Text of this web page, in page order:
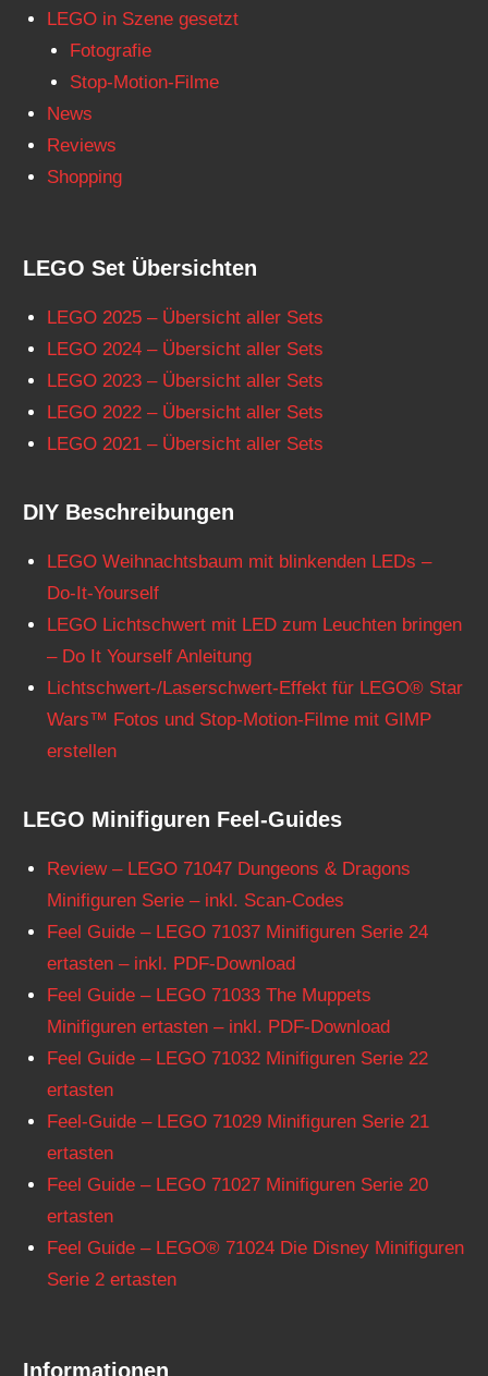
LEGO in Szene gesetzt
Fotografie
Stop-Motion-Filme
News
Reviews
Shopping
LEGO Set Übersichten
LEGO 2025 – Übersicht aller Sets
LEGO 2024 – Übersicht aller Sets
LEGO 2023 – Übersicht aller Sets
LEGO 2022 – Übersicht aller Sets
LEGO 2021 – Übersicht aller Sets
DIY Beschreibungen
LEGO Weihnachtsbaum mit blinkenden LEDs –
Do-It-Yourself
LEGO Lichtschwert mit LED zum Leuchten bringen
– Do It Yourself Anleitung
Lichtschwert-/Laserschwert-Effekt für LEGO® Star
Wars™ Fotos und Stop-Motion-Filme mit GIMP
erstellen
LEGO Minifiguren Feel-Guides
Review – LEGO 71047 Dungeons & Dragons
Minifiguren Serie – inkl. Scan-Codes
Feel Guide – LEGO 71037 Minifiguren Serie 24
ertasten – inkl. PDF-Download
Feel Guide – LEGO 71033 The Muppets
Minifiguren ertasten – inkl. PDF-Download
Feel Guide – LEGO 71032 Minifiguren Serie 22
ertasten
Feel-Guide – LEGO 71029 Minifiguren Serie 21
ertasten
Feel Guide – LEGO 71027 Minifiguren Serie 20
ertasten
Feel Guide – LEGO® 71024 Die Disney Minifiguren
Serie 2 ertasten
Informationen